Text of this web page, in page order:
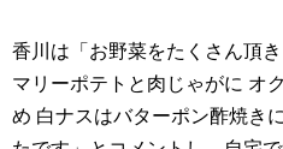
香川は「お野菜をたくさん頂
マリーポテトと肉じゃがに オ
め 白ナスはバターポン酢焼き